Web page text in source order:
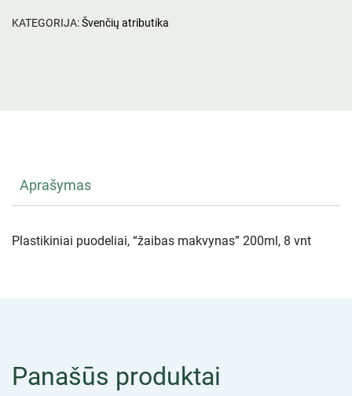
KATEGORIJA:Švenčių atributika
Aprašymas
Plastikiniai puodeliai, “žaibas makvynas” 200ml, 8 vnt
Panašūs produktai